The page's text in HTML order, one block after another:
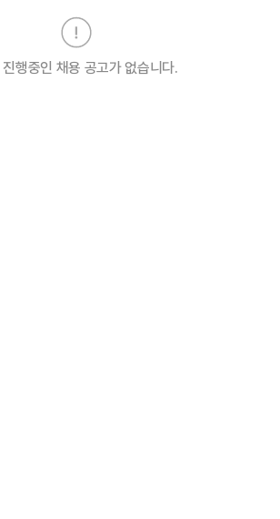
행중인 채용 공고가 없습니다.